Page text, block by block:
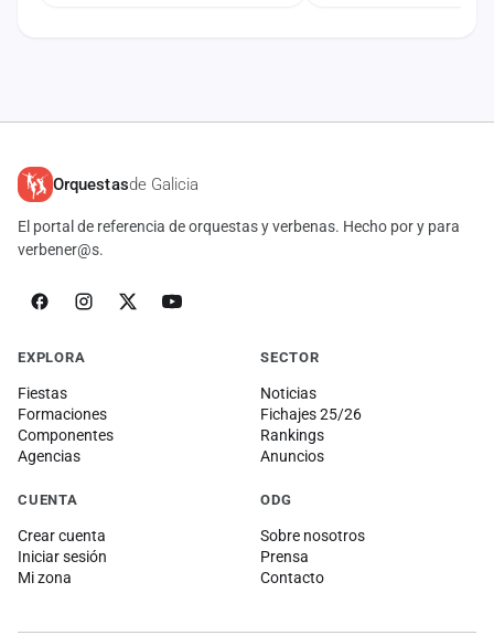
Orquestasde Galicia
El portal de referencia de orquestas y verbenas. Hecho por y para
verbener@s.
EXPLORA
Fiestas
Formaciones
Componentes
Agencias
SECTOR
Noticias
Fichajes 25/26
Rankings
Anuncios
CUENTA
Crear cuenta
Iniciar sesión
Mi zona
ODG
Sobre nosotros
Prensa
Contacto